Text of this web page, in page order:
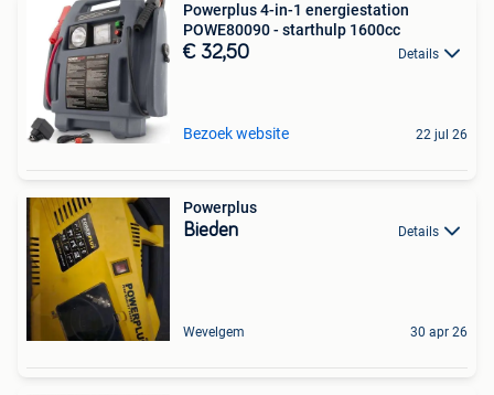
Powerplus 4-in-1 energiestation
POWE80090 - starthulp 1600cc
€ 32,50 Details
Bezoek website 22 jul 26
Powerplus
Bieden Details
Wevelgem 30 apr 26